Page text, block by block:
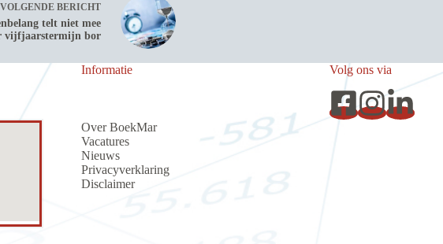
VOLGENDE BERICHT
telt niet mee
vijfjaarstermijn bor
Informatie
Over BoekMar
Vacatures
Nieuws
Privacyverklaring
Disclaimer
Volg ons via